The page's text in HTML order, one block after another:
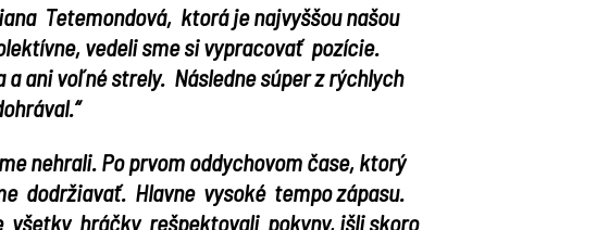
Tetemondová, ktorá je najvyššou našou
vedeli sme si vypracovať pozície.
ani voľné strely. Následne súper z rýchlych
nehrali. Po prvom oddychovom čase, ktorý
dodržiavať. Hlavne vysoké tempo zápasu.
všetky hráčky rešpektovali pokyny, išli skoro